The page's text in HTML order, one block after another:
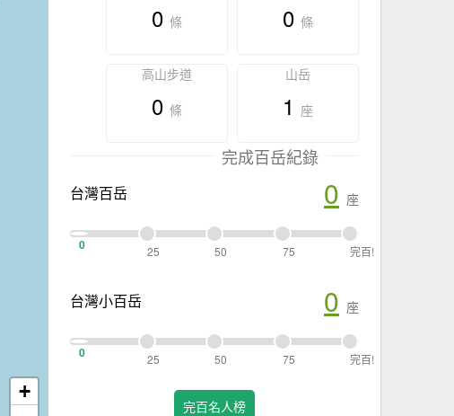
+
0 條 0 條
高山步道
0 條
山岳
1 座
完成百岳紀錄
台灣百岳 0 座
0 25 50 75 完百!
台灣小百岳 0 座
0 25 50 75 完百!
完百名人榜